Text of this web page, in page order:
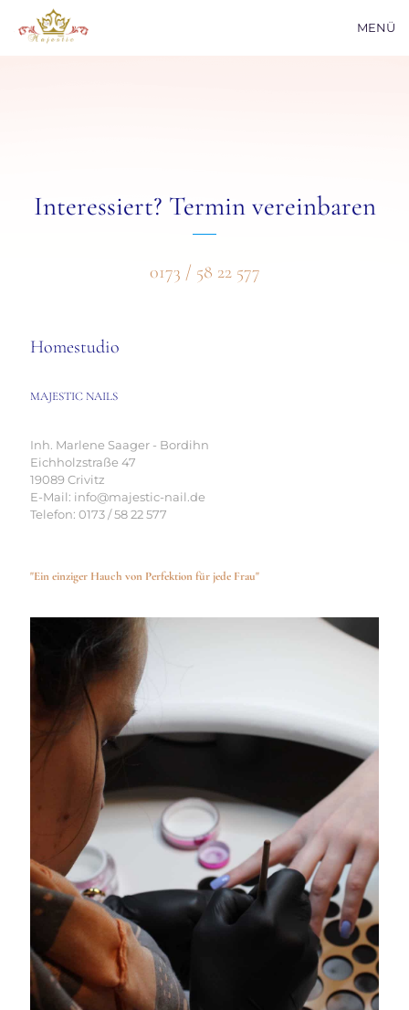
MENÜ
Interessiert? Termin vereinbaren
0173 / 58 22 577
Homestudio
MAJESTIC NAILS
Inh. Marlene Saager - Bordihn
Eichholzstraße 47
19089 Crivitz
E-Mail: info@majestic-nail.de
Telefon: 0173 / 58 22 577
"Ein einziger Hauch von Perfektion für jede Frau"